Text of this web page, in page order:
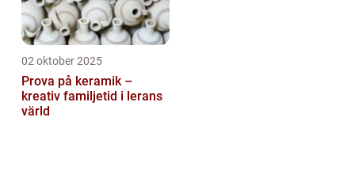
02 oktober 2025
Prova på keramik –
kreativ familjetid i lerans
värld